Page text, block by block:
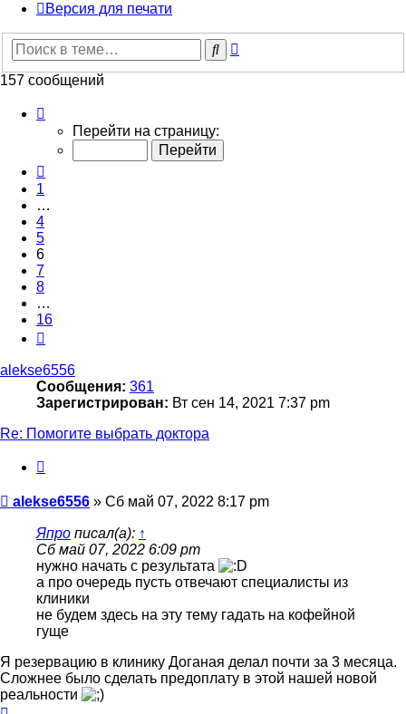
Версия для печати
Поиск
157 сообщений
16
Перейти на страницу:
1
…
4
5
6
7
8
…
16
alekse6556
Сообщения: 361
Зарегистрирован: Вт сен 14, 2021 7:37 pm
Re: Помогите выбрать доктора
Сообщение
alekse6556 » Сб май 07, 2022 8:17 pm
Япро писал(а): ↑
Сб май 07, 2022 6:09 pm
нужно начать с результата
а про очередь пусть отвечают специалисты из
клиники
не будем здесь на эту тему гадать на кофейной
гуще
Я резервацию в клинику Доганая делал почти за 3 месяца.
Сложнее было сделать предоплату в этой нашей новой
реальности